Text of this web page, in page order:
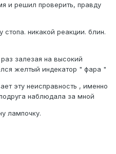
и решил проверить, правду
никакой реакции. блин.
залезая на высокий
желтый индекатор " фара "
эту неисправность , именно
наблюдала за мной
лампочку.